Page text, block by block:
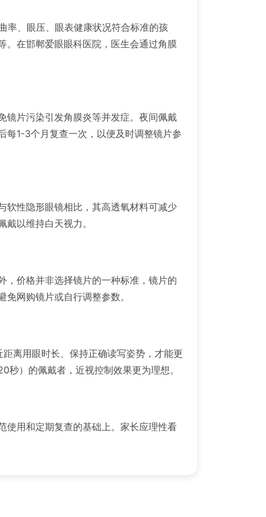
率、眼压、眼表健康状况符合标准的孩
。在邯郸爱眼眼科医院，医生会通过角膜
镜片污染引发角膜炎等并发症。夜间佩戴
每1-3个月复查一次，以便及时调整镜片参
软性隐形眼镜相比，其高透氧材料可减少
以维持白天视力。
，价格并非选择镜片的一种标准，镜片的
网购镜片或自行调整参数。
离用眼时长、保持正确读写姿势，才能更
）的佩戴者，近视控制效果更为理想。
使用和定期复查的基础上。家长应理性看